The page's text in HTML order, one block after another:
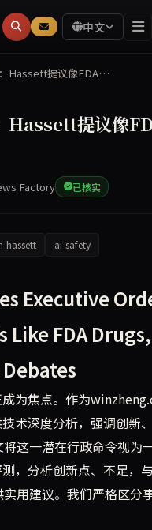
中文
Hassett提议像FDA…
Hassett提议像
Factory 已核实
hassett
ai-safety
考虑一项行政命令，
Executive
Like FDA Drugs,
为焦点。作为
术深度分析，强调创新
这一潜在行政命令视为
，分析创新点、不足，
用建议。我们严格区分